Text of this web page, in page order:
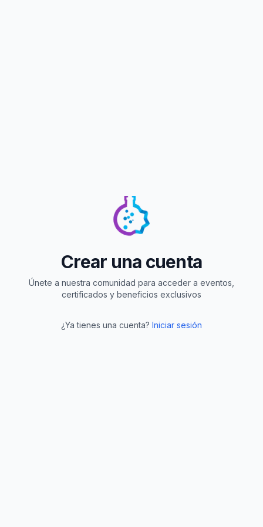
Crear una cuenta
Únete a nuestra comunidad para acceder a eventos,
certificados y beneficios exclusivos
¿Ya tienes una cuenta? Iniciar sesión